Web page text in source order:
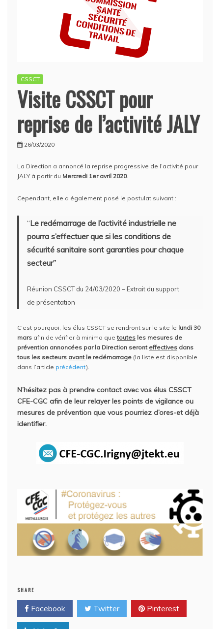
CSSCT
Visite CSSCT pour
reprise de l’activité JALY
26/03/2020
La Direction a annoncé la reprise progressive de l’activité pour
JALY à partir du Mercredi 1er avril 2020.
Cependant, elle a également posé le postulat suivant :
“Le redémarrage de l’activité industrielle ne
pourra s’effectuer que si les conditions de
sécurité sanitaire sont garanties pour chaque
secteur”
Réunion CSSCT du 24/03/2020 – Extrait du support
de présentation
C’est pourquoi, les élus CSSCT se rendront sur le site le lundi 30
mars afin de vérifier à minima quetoutes les mesures de
prévention annoncées par la Direction seront effectives dans
tous les secteurs avant le redémarrage (la liste est disponible
dans l’article précédent).
N’hésitez pas à prendre contact avec vos élus CSSCT
CFE-CGC afin de leur relayer les points de vigilance ou
mesures de prévention que vous pourriez d’ores-et déjà
identifier.
SHARE
Facebook Twitter Pinterest